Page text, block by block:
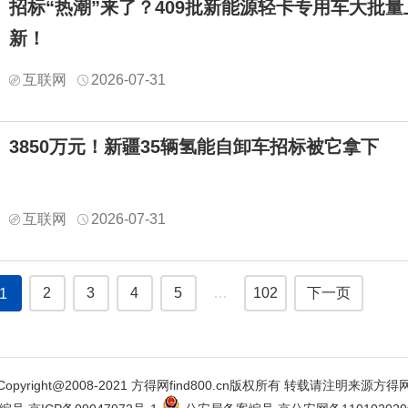
招标“热潮”来了？409批新能源轻卡专用车大批量
新！
互联网 2026-07-31
3850万元！新疆35辆氢能自卸车招标被它拿下
互联网 2026-07-31
1 2 3 4 5 … 102 下一页
2021 方得网find800.cn版权所有 转载请注明来源方得